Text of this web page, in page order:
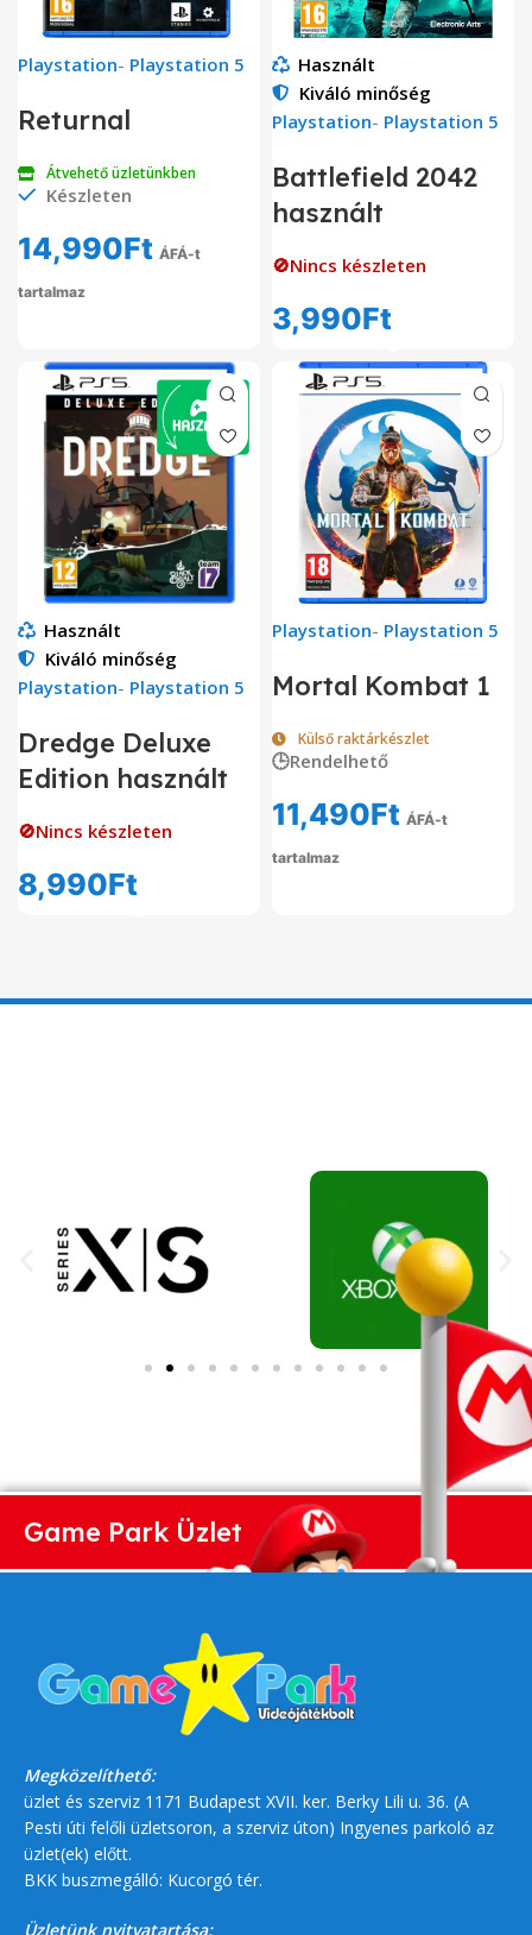
Playstation- Playstation 5
Returnal
Átvehető üzletünkben
Készleten
14,990Ft ÁFÁ-t
tartalmaz
Használt
Kiváló minőség
Playstation- Playstation 5
Battlefield 2042
használt
🚫Nincs készleten
3,990Ft
Használt
Kiváló minőség
Playstation- Playstation 5
Dredge Deluxe
Edition használt
🚫Nincs készleten
8,990Ft
Playstation- Playstation 5
Mortal Kombat 1
Külső raktárkészlet
🕒Rendelhető
11,490Ft ÁFÁ-t
tartalmaz
Game Park Üzlet
Megközelíthető:
üzlet és szerviz 1171 Budapest XVII. ker. Berky Lili u. 36. (A
Pesti úti felőli üzletsoron, a szerviz úton) Ingyenes parkoló az
üzlet(ek) előtt.
BKK buszmegálló: Kucorgó tér.
Üzletünk nyitvatartása: